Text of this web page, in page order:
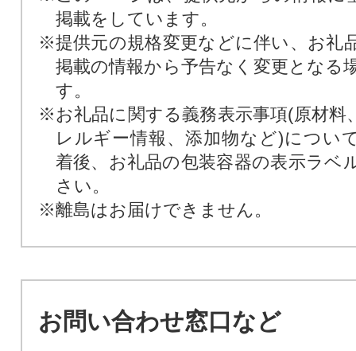
掲載をしています。
※提供元の規格変更などに伴い、お礼
掲載の情報から予告なく変更となる
す。
※お礼品に関する義務表示事項(原材料
レルギー情報、添加物など)につい
着後、お礼品の包装容器の表示ラベ
さい。
※離島はお届けできません。
お問い合わせ窓口など